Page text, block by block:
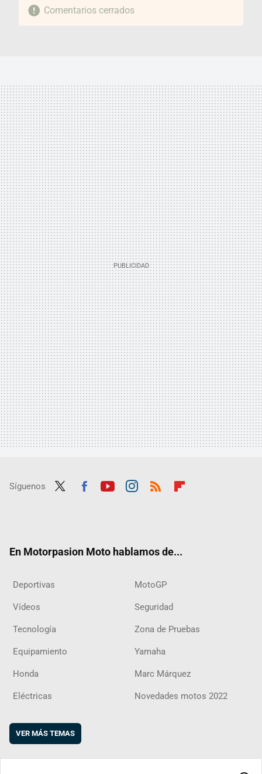
Comentarios cerrados
Síguenos
En Motorpasion Moto hablamos de...
Deportivas MotoGP
Vídeos Seguridad
Tecnología Zona de Pruebas
Equipamiento Yamaha
Honda Marc Márquez
Eléctricas Novedades motos 2022
VER MÁS TEMAS